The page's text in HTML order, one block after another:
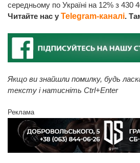
середньому по Україні на 12% з 430
Читайте нас у Telegram-каналі.
Якщо ви знайшли помилку, будь
тексту і натисніть Ctrl+Enter
Реклама